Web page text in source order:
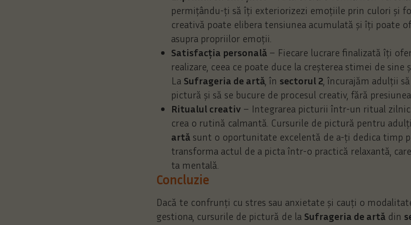
permițându-ți să îți exteriorizezi emoțiile prin culori și
creativă poate elibera tensiunea acumulată și îți poate
asupra propriilor emoții.
Satisfacția personală – Fiecare lucrare finalizată îți
realizare, ceea ce poate duce la creșterea stimei de sine
La Sufrageria de artă , în sectorul 2 , încurajăm adulții
pictură și să se bucure de procesul creativ, fără
Ritualul creativ – Integrarea picturii într-un ritual zilnic
crea o rutină calmantă. Cursurile de pictură pentru
artă sunt o oportunitate excelentă de a-ți dedica timp
transforma actul de a picta într-o practică relaxantă,
ta mentală.
Concluzie
Dacă te confrunți cu stres sau anxietate și cauți o
gestiona, cursurile de pictură de la Sufrageria de artă din